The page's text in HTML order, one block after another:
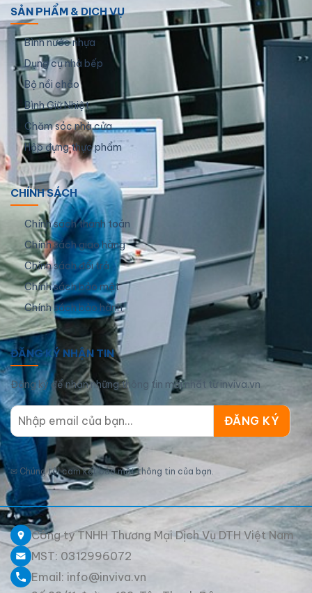
SẢN PHẨM & DỊCH VỤ
Bình nước nhựa
Dụng cụ nhà bếp
Bộ nồi chảo
Bình Giữ Nhiệt
Chăm sóc nhà cửa
Hộp đựng thực phẩm
CHÍNH SÁCH
Chính sách thanh toán
Chính sách giao hàng
Chính sách đổi trả
Chính sách bảo mật
Chính sách bảo hành
ĐĂNG KÝ NHẬN TIN
Đăng ký để nhận những thông tin mới nhất từ inviva.vn
✉ Chúng tôi cam kết bảo mật thông tin của bạn.
Công ty TNHH Thương Mại Dịch Vụ DTH Việt Nam
MST: 0312996072
Email: info@inviva.vn